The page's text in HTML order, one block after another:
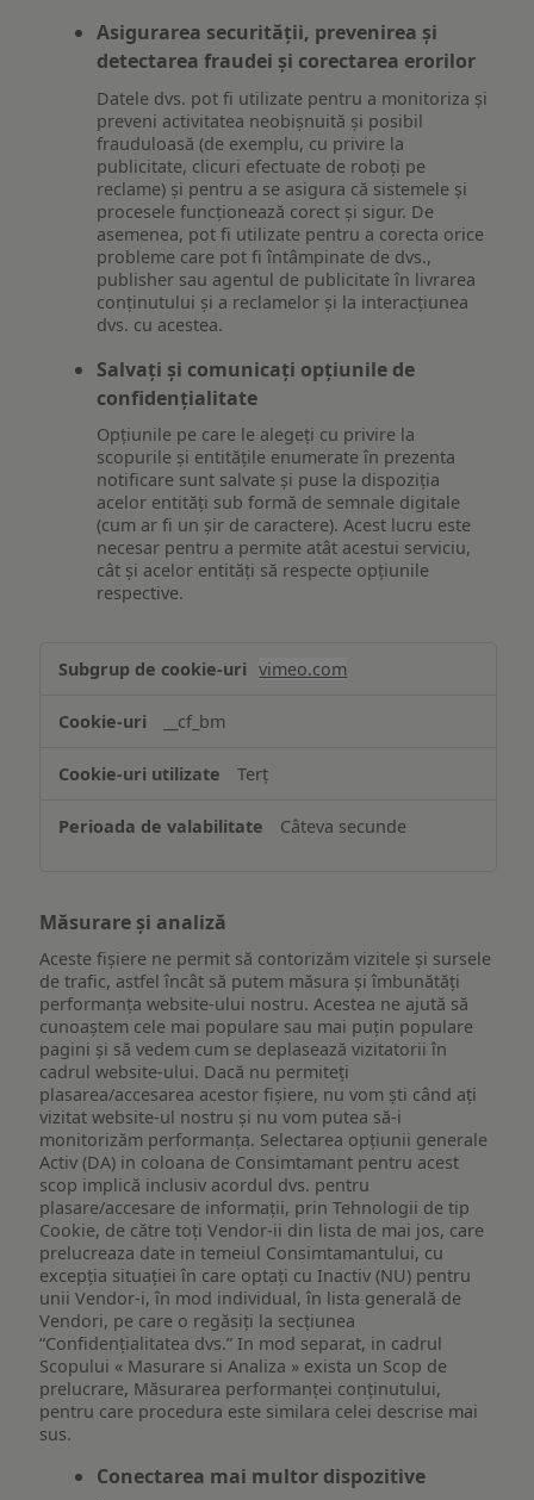
Asigurarea securității, prevenirea și
detectarea fraudei și corectarea erorilor
Datele dvs. pot fi utilizate pentru a monitoriza și
preveni activitatea neobișnuită și posibil
frauduloasă (de exemplu, cu privire la
publicitate, clicuri efectuate de roboți pe
reclame) și pentru a se asigura că sistemele și
procesele funcționează corect și sigur. De
asemenea, pot fi utilizate pentru a corecta orice
probleme care pot fi întâmpinate de dvs.,
publisher sau agentul de publicitate în livrarea
conținutului și a reclamelor și la interacțiunea
dvs. cu acestea.
Salvați și comunicați opțiunile de
confidențialitate
Opțiunile pe care le alegeți cu privire la
scopurile și entitățile enumerate în prezenta
notificare sunt salvate și puse la dispoziția
acelor entități sub formă de semnale digitale
(cum ar fi un șir de caractere). Acest lucru este
necesar pentru a permite atât acestui serviciu,
cât și acelor entități să respecte opțiunile
respective.
Asigurarea
funcționalităților
website-
ului
vimeo.com
__cf_bm
Terț
Câteva secunde
Măsurare și analiză
Aceste fișiere ne permit să contorizăm vizitele și sursele
de trafic, astfel încât să putem măsura și îmbunătăți
performanța website-ului nostru. Acestea ne ajută să
cunoaștem cele mai populare sau mai puțin populare
pagini și să vedem cum se deplasează vizitatorii în
cadrul website-ului. Dacă nu permiteți
plasarea/accesarea acestor fișiere, nu vom ști când ați
vizitat website-ul nostru și nu vom putea să-i
monitorizăm performanța. Selectarea opțiunii generale
Activ (DA) in coloana de Consimtamant pentru acest
scop implică inclusiv acordul dvs. pentru
plasare/accesare de informații, prin Tehnologii de tip
Cookie, de către toți Vendor-ii din lista de mai jos, care
prelucreaza date in temeiul Consimtamantului, cu
excepția situației în care optați cu Inactiv (NU) pentru
unii Vendor-i, în mod individual, în lista generală de
Vendori, pe care o regăsiți la secțiunea
“Confidențialitatea dvs.” In mod separat, in cadrul
Scopului « Masurare si Analiza » exista un Scop de
prelucrare, Măsurarea performanței conținutului,
pentru care procedura este similara celei descrise mai
sus.
Conectarea mai multor dispozitive